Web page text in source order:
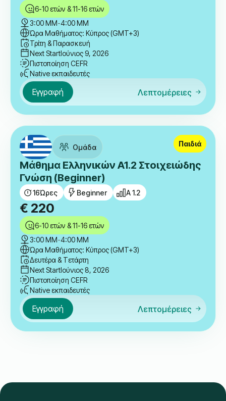
6-10 ετών & 11-16 ετών
3:00 ΜΜ-4:00 ΜΜ
Ώρα Μαθήματος: Κύπρος (GMT+3)
Τρίτη & Παρασκευή
Next StartΙούνιος 9, 2026
Πιστοποίηση CEFR
Native εκπαιδευτές
Εγγραφή Λεπτομέρειες
Ομάδα
Μάθημα Ελληνικών A1.2 Στοιχειώδης
Γνώση (Beginner)
16Ώρες Beginner A 1.2
Παιδιά
€ 220
6-10 ετών & 11-16 ετών
3:00 ΜΜ-4:00 ΜΜ
Ώρα Μαθήματος: Κύπρος (GMT+3)
Δευτέρα & Τετάρτη
Next StartΙούνιος 8, 2026
Πιστοποίηση CEFR
Native εκπαιδευτές
Εγγραφή Λεπτομέρειες